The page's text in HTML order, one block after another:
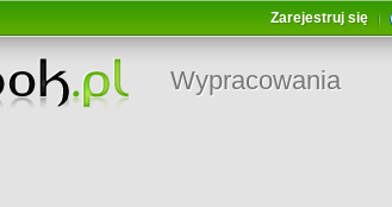
Zarejestruj się
Wypracowania